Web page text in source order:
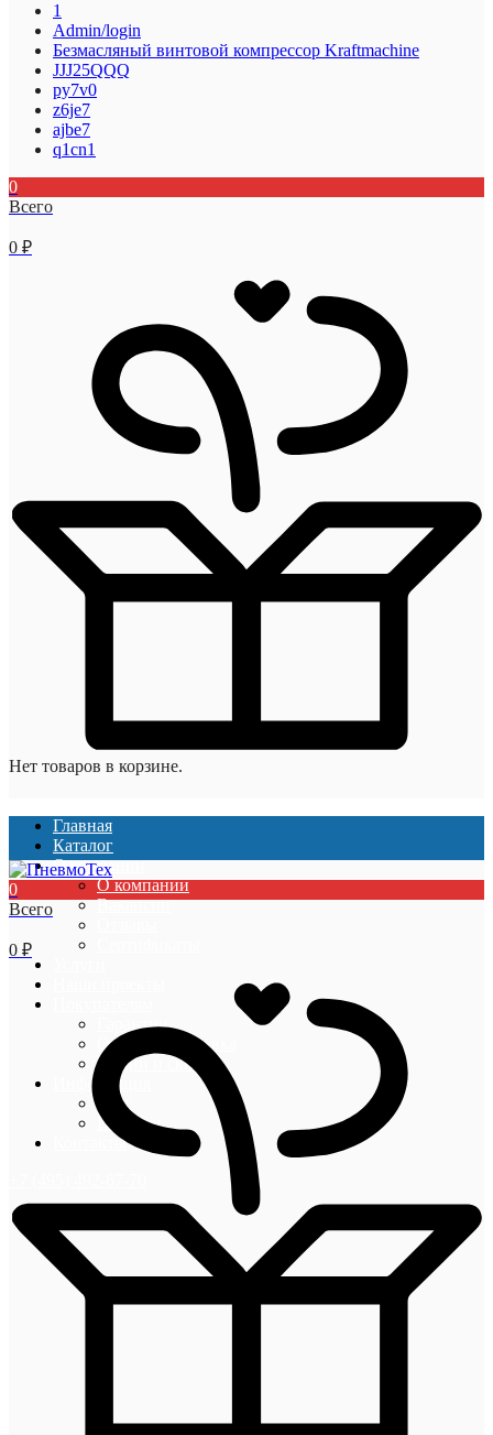
1
Admin/login
Безмасляный винтовой компрессор Kraftmaсhine
JJJ25QQQ
py7v0
z6je7
ajbe7
q1cn1
0
Всего
0 ₽
Нет товаров в корзине.
Главная
Каталог
О компании
О компании
Вакансии
Гарантии
Оплата и доставка
Акции и скидки
Информация
Блог
Новости
Контакты
0
Всего
0 ₽